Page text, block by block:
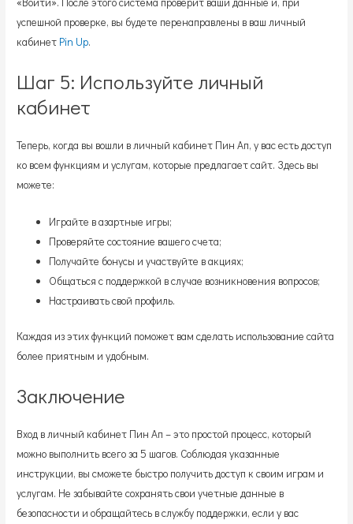
успешной проверке, вы будете перенаправлены в ваш личный
кабинет Pin Up.
Шаг 5: Используйте личный
кабинет
Теперь, когда вы вошли в личный кабинет Пин Ап, у вас есть доступ
ко всем функциям и услугам, которые предлагает сайт. Здесь вы
можете:
Играйте в азартные игры;
Проверяйте состояние вашего счета;
Получайте бонусы и участвуйте в акциях;
Общаться с поддержкой в случае возникновения вопросов;
Настраивать свой профиль.
Каждая из этих функций поможет вам сделать использование сайта
более приятным и удобным.
Заключение
Вход в личный кабинет Пин Ап – это простой процесс, который
можно выполнить всего за 5 шагов. Соблюдая указанные
инструкции, вы сможете быстро получить доступ к своим играм и
услугам. Не забывайте сохранять свои учетные данные в
безопасности и обращайтесь в службу поддержки, если у вас